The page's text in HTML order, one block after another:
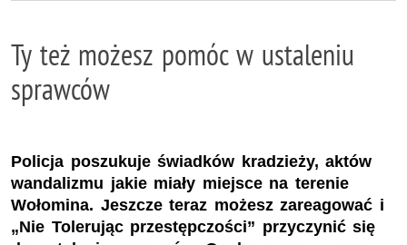
Ty też możesz pomóc w ustaleniu
sprawców
Policja poszukuje świadków kradzieży, aktów
wandalizmu jakie miały miejsce na terenie
Wołomina. Jeszcze teraz możesz zareagować i
„Nie Tolerując przestępczości” przyczynić się